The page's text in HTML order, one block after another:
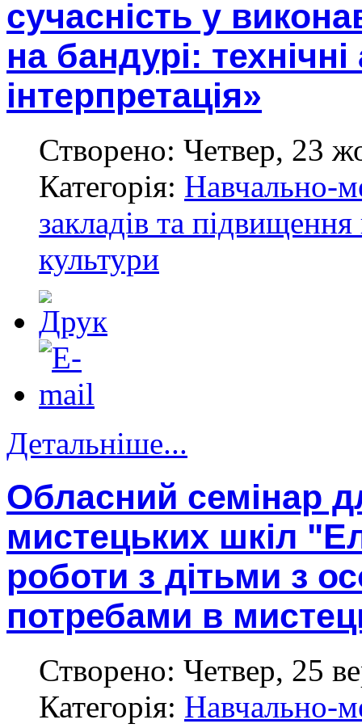
сучасність у
на бандурі:
інтерпретація»
Створено: Четвер, 23
Категорія: Навчально-
закладів та підвищення
культури
Детальніше...
Обласний семінар
мистецьких шкіл
роботи з дітьми з
потребами в
Створено: Четвер, 25
Категорія: Навчально-